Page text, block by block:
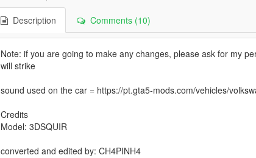
Description Comments (10)
Note: if you are going to make any changes, please ask for my
will strike
sound used on the car = https://pt.gta5-mods.com/vehicles/
Credits
Model: 3DSQUIR
converted and edited by: CH4PINH4